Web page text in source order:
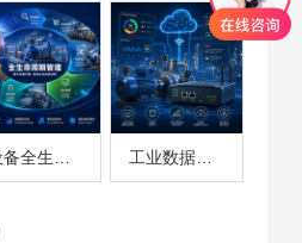
设备全生命周期管理案例 工业数据采集与设备监控案例